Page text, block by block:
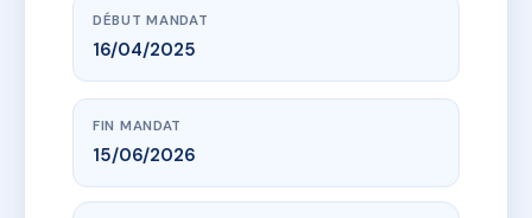
DÉBUT MANDAT
16/04/2025
FIN MANDAT
15/06/2026